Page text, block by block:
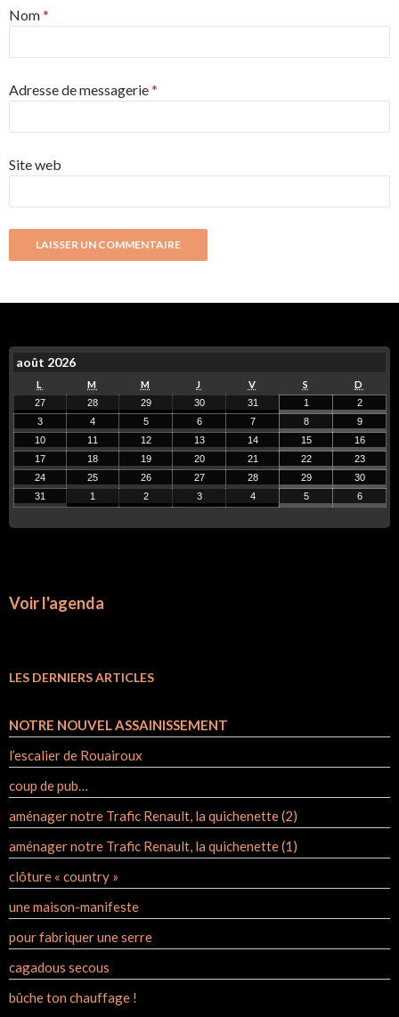
Nom*
Adresse de messagerie*
Site web
août 2026
L M M J V S D
27 28 29 30 31 1
2
3
4 5 6 7 8
9
10
11 12 13 14 15
16
17
18 19 20 21 22
23
24
25 26 27 28 29
30
31
1 2 3 4 5 6
Voir l'agenda
LES DERNIERS ARTICLES
NOTRE NOUVEL ASSAINISSEMENT
l’escalier de Rouairoux
coup de pub…
aménager notre Trafic Renault, la quichenette (2)
aménager notre Trafic Renault, la quichenette (1)
clôture « country »
une maison-manifeste
pour fabriquer une serre
cagadous secous
bûche ton chauffage !